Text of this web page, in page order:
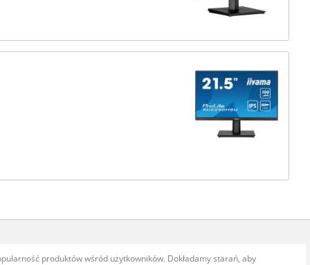
produktów wśród użytkowników. Dokładamy starań, aby